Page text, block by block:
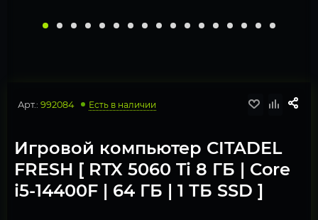
Арт.: 992084 Есть в наличии
Игровой компьютер CITADEL
FRESH [ RTX 5060 Ti 8 ГБ | Core
i5-14400F | 64 ГБ | 1 ТБ SSD ]